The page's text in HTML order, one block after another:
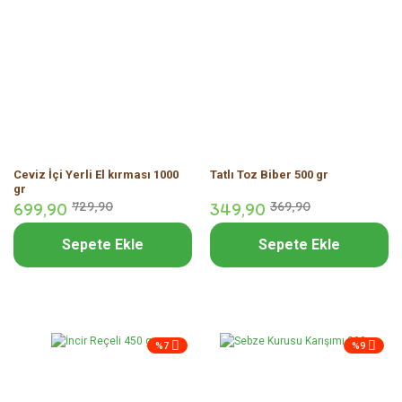
Ceviz İçi Yerli El kırması 1000
gr
699,90 729,90
Sepete Ekle
Tatlı Toz Biber 500 gr
349,90 369,90
Sepete Ekle
%7 %9